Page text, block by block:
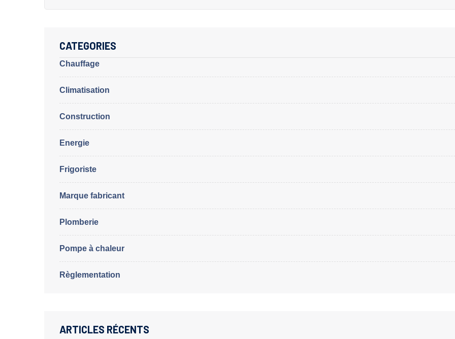
CATEGORIES
Chauffage
Climatisation
Construction
Energie
Frigoriste
Marque fabricant
Plomberie
Pompe à chaleur
Règlementation
ARTICLES RÉCENTS